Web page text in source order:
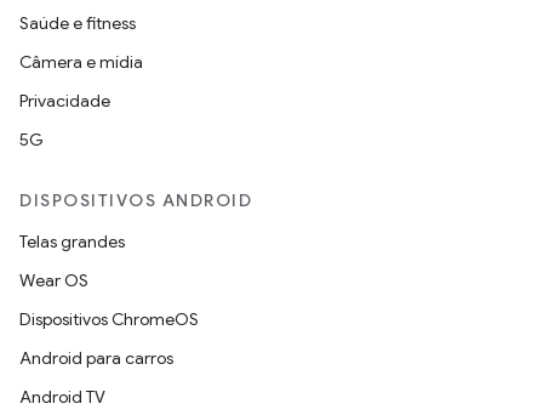
Saúde e fitness
Câmera e mídia
Privacidade
5G
DISPOSITIVOS ANDROID
Telas grandes
Wear OS
Dispositivos ChromeOS
Android para carros
Android TV